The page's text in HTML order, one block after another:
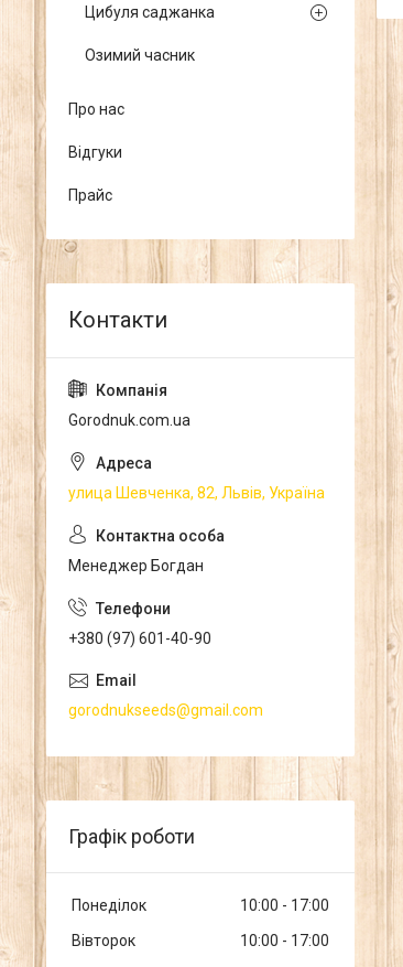
Цибуля саджанка
Озимий часник
Про нас
Відгуки
Прайс
Gorodnuk.com.ua
улица Шевченка, 82, Львів, Україна
Менеджер Богдан
+380 (97) 601-40-90
gorodnukseeds@gmail.com
Графік роботи
Понеділок 10:00
17:00
Вівторок
10:00
17:00